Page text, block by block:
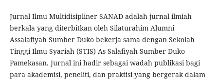
Jurnal Ilmu Multidisipliner SANAD adalah jurnal ilmiah
berkala yang diterbitkan oleh Silaturahim Alumni
Assalafiyah Sumber Duko bekerja sama dengan Sekolah
Tinggi Ilmu Syariah (STIS) As Salafiyah Sumber Duko
Pamekasan. Jurnal ini hadir sebagai wadah publikasi bagi
para akademisi, peneliti, dan praktisi yang bergerak dalam